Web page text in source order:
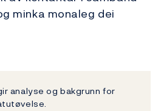
minka monaleg dei
analyse og bakgrunn for